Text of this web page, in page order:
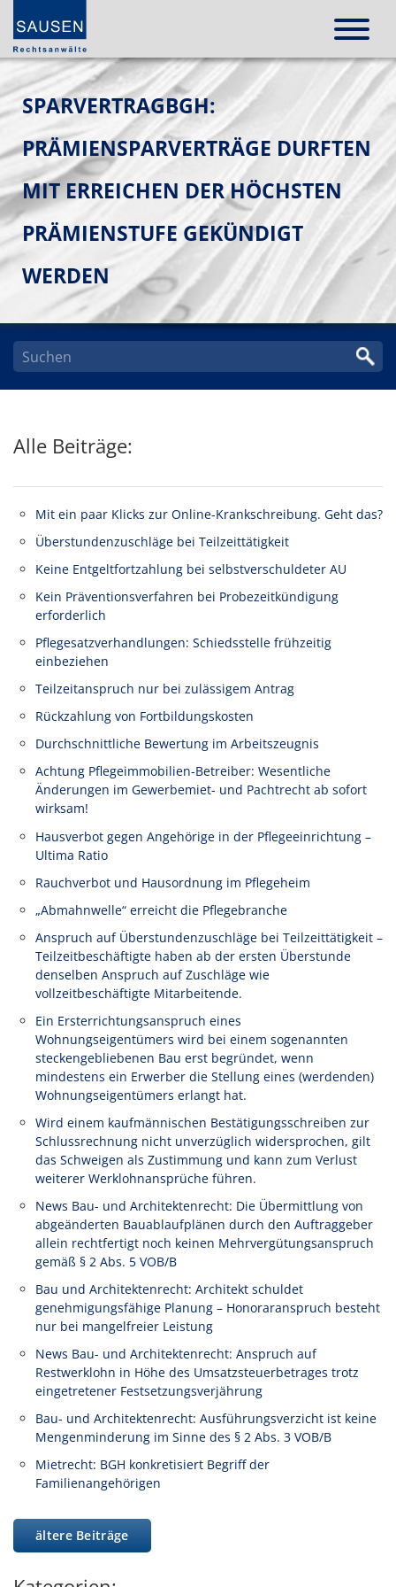
SPARVERTRAGBGH:
PRÄMIENSPARVERTRÄGE DURFTEN
MIT ERREICHEN DER HÖCHSTEN
PRÄMIENSTUFE GEKÜNDIGT
WERDEN
Alle Beiträge:
Mit ein paar Klicks zur Online-Krankschreibung. Geht das?
Überstundenzuschläge bei Teilzeittätigkeit
Keine Entgeltfortzahlung bei selbstverschuldeter AU
Kein Präventionsverfahren bei Probezeitkündigung
erforderlich
Pflegesatzverhandlungen: Schiedsstelle frühzeitig
einbeziehen
Teilzeitanspruch nur bei zulässigem Antrag
Rückzahlung von Fortbildungskosten
Durchschnittliche Bewertung im Arbeitszeugnis
Achtung Pflegeimmobilien-Betreiber: Wesentliche
Änderungen im Gewerbemiet- und Pachtrecht ab sofort
wirksam!
Hausverbot gegen Angehörige in der Pflegeeinrichtung –
Ultima Ratio
Rauchverbot und Hausordnung im Pflegeheim
„Abmahnwelle“ erreicht die Pflegebranche
Anspruch auf Überstundenzuschläge bei Teilzeittätigkeit –
Teilzeitbeschäftigte haben ab der ersten Überstunde
denselben Anspruch auf Zuschläge wie
vollzeitbeschäftigte Mitarbeitende.
Ein Ersterrichtungsanspruch eines
Wohnungseigentümers wird bei einem sogenannten
steckengebliebenen Bau erst begründet, wenn
mindestens ein Erwerber die Stellung eines (werdenden)
Wohnungseigentümers erlangt hat.
Wird einem kaufmännischen Bestätigungsschreiben zur
Schlussrechnung nicht unverzüglich widersprochen, gilt
das Schweigen als Zustimmung und kann zum Verlust
weiterer Werklohnansprüche führen.
News Bau- und Architektenrecht: Die Übermittlung von
abgeänderten Bauablaufplänen durch den Auftraggeber
allein rechtfertigt noch keinen Mehrvergütungsanspruch
gemäß § 2 Abs. 5 VOB/B
Bau und Architektenrecht: Architekt schuldet
genehmigungsfähige Planung – Honoraranspruch besteht
nur bei mangelfreier Leistung
News Bau- und Architektenrecht: Anspruch auf
Restwerklohn in Höhe des Umsatzsteuerbetrages trotz
eingetretener Festsetzungsverjährung
Bau- und Architektenrecht: Ausführungsverzicht ist keine
Mengenminderung im Sinne des § 2 Abs. 3 VOB/B
Mietrecht: BGH konkretisiert Begriff der
Familienangehörigen
ältere Beiträge